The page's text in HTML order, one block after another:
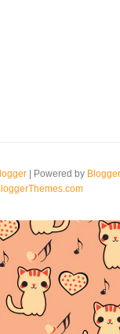
| Powered by Blogger